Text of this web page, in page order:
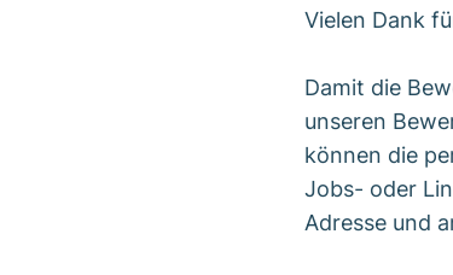
Vielen Dank
Damit die
unseren
können die
Jobs- oder
Adresse und